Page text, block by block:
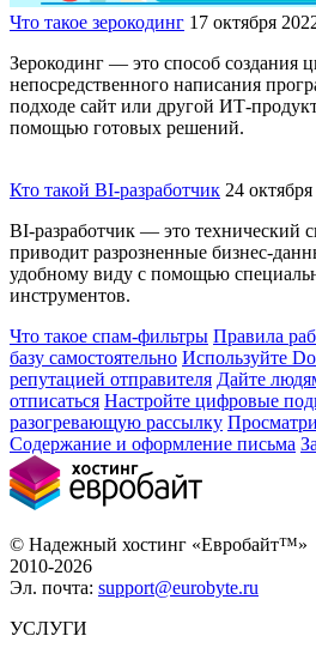
Что такое зерокодинг 17 октября
Зерокодинг — это способ создания
непосредственного написания
подходе сайт или другой ИТ-
помощью готовых решений.
Кто такой BI-разработчик 24
BI-разработчик — это технический
приводит разрозненные бизнес-
удобному виду с помощью
инструментов.
Что такое спам-фильтры Правила
базу самостоятельно Используйте
репутацией отправителя Дайте
отписаться Настройте цифровые
разогревающую рассылку
Содержание и оформление письма
© Надежный хостинг «Евробайт™»
2010-2026
Эл. почта: support@eurobyte.ru
УСЛУГИ